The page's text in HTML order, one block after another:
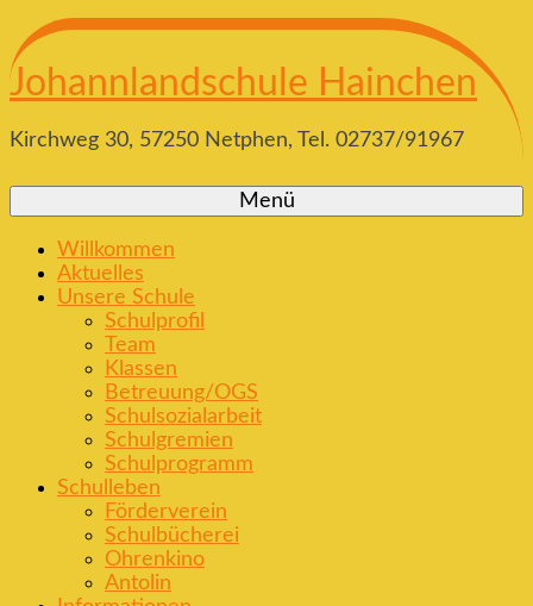
Johannlandschule Hainchen
Kirchweg 30, 57250 Netphen, Tel. 02737/91967
Menü
Willkommen
Aktuelles
Unsere Schule
Schulprofil
Team
Klassen
Betreuung/OGS
Schulsozialarbeit
Schulgremien
Schulprogramm
Schulleben
Förderverein
Schulbücherei
Ohrenkino
Antolin